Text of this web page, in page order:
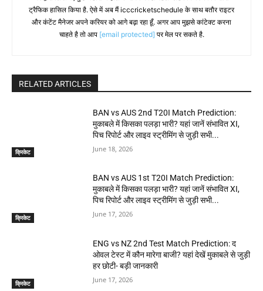
ट्रैफिक हासिल किया है. ऐसे में अब मैं icccricketschedule के साथ बतौर राइटर
और कंटेंट मैनेजर अपने करियर को आगे बढ़ा रहा हूँ. अगर आप मुझसे कांटेक्ट करना
चाहते है तो आप [email protected] पर मेल पर सकते है.
RELATED ARTICLES
क्रिकेट
BAN vs AUS 2nd T20I Match Prediction:
मुकाबले में किसका पलड़ा भारी? यहां जानें संभावित XI,
पिच रिपोर्ट और लाइव स्ट्रीमिंग से जुड़ी सभी...
June 18, 2026
क्रिकेट
BAN vs AUS 1st T20I Match Prediction:
मुकाबले में किसका पलड़ा भारी? यहां जानें संभावित XI,
पिच रिपोर्ट और लाइव स्ट्रीमिंग से जुड़ी सभी...
June 17, 2026
क्रिकेट
ENG vs NZ 2nd Test Match Prediction: द
ओवल टेस्ट में कौन मारेगा बाजी? यहां देखें मुकाबले से जुड़ी
हर छोटी- बड़ी जानकारी
June 17, 2026